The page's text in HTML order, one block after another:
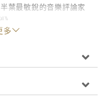
葉最敏銳的音樂評論家
深度、廣度兼具的洞
多